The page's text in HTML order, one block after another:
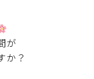
が
か？